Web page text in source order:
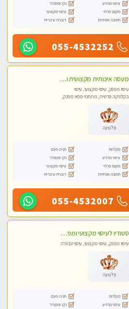
עיסוי מרגיע
נקי ומסודר
מקום פרטי
עיסוי מקצועי
תמונה אמיתית
דוברת עיברית
055-4532252
מעסה איכותית מקצועית ומפנקת
עיסוי מפנק, עיסוי מקצועי, עיסוי
בקלניקה פרטית, מתחמי ספא מפנק,
פלטינה
מקלחת
חניה חינם
עיסוי מרגיע
נקי ומסודר
מקום פרטי
עיסוי מקצועי
תמונה אמיתית
דוברת עיברית
055-4532007
סטודיו לעיסוי מקצועי ומפנק - מעסה מקצועית אלופה .....
עיסוי מפנק, עיסוי מקצועי, עיסוי טנטרה
פלטינה
מקלחת
חניה חינם
עיסוי מרגיע
נקי ומסודר